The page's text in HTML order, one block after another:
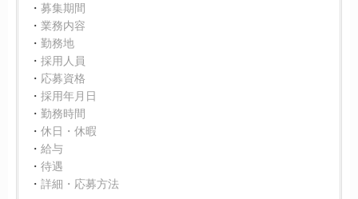
募集期間
業務内容
勤務地
採用人員
応募資格
採用年月日
勤務時間
休日・休暇
給与
待遇
詳細・応募方法